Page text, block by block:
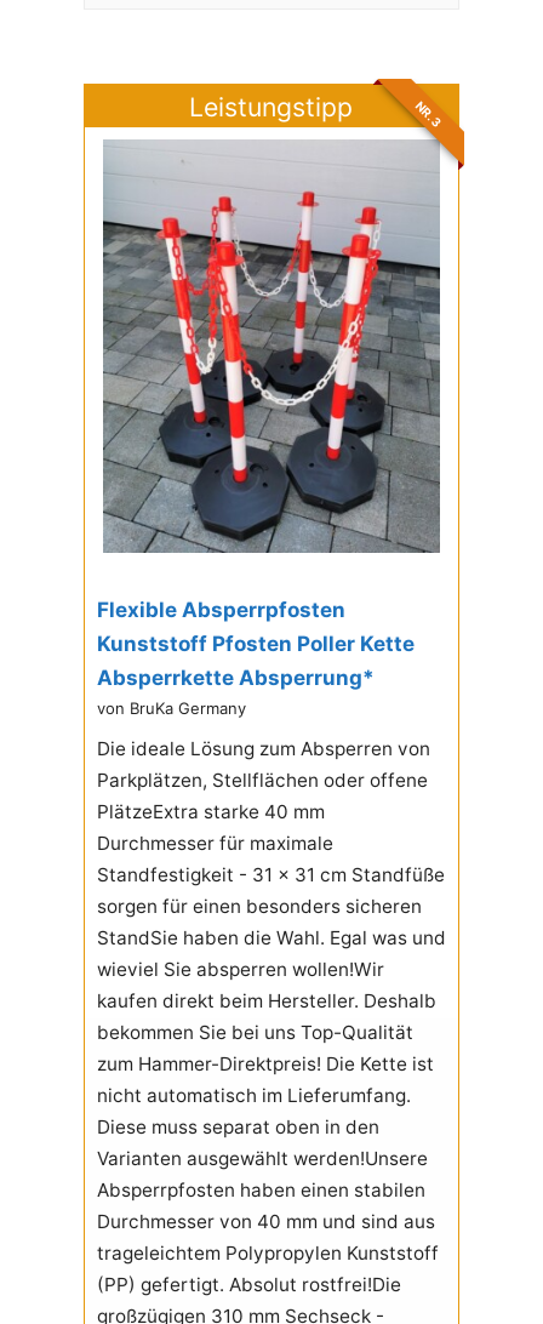
Leistungstipp NR. 3
Flexible Absperrpfosten
Kunststoff Pfosten Poller Kette
Absperrkette Absperrung*
von BruKa Germany
Die ideale Lösung zum Absperren von
Parkplätzen, Stellflächen oder offene
PlätzeExtra starke 40 mm
Durchmesser für maximale
Standfestigkeit - 31 x 31 cm Standfüße
sorgen für einen besonders sicheren
StandSie haben die Wahl. Egal was und
wieviel Sie absperren wollen!Wir
kaufen direkt beim Hersteller. Deshalb
bekommen Sie bei uns Top-Qualität
zum Hammer-Direktpreis! Die Kette ist
nicht automatisch im Lieferumfang.
Diese muss separat oben in den
Varianten ausgewählt werden!Unsere
Absperrpfosten haben einen stabilen
Durchmesser von 40 mm und sind aus
trageleichtem Polypropylen Kunststoff
(PP) gefertigt. Absolut rostfrei!Die
großzügigen 310 mm Sechseck -